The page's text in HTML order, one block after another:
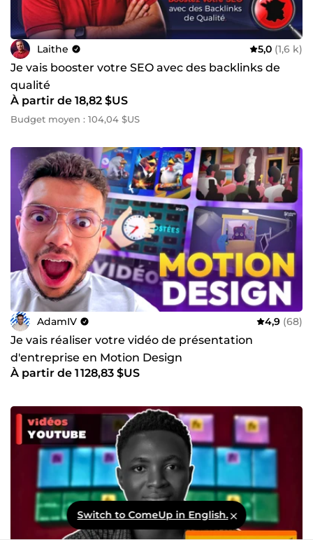
Laithe 5,0 (1,6 k)
Je vais booster votre SEO avec des backlinks de
qualité
À partir de 18,82 $US
Budget moyen : 104,04 $US
AdamIV 4,9 (68)
Je vais réaliser votre vidéo de présentation
d'entreprise en Motion Design
À partir de 1 128,83 $US
Switch to ComeUp in English.